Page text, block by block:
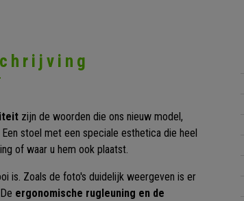
zijn de woorden die ons nieuw model,
stoel met een speciale esthetica die heel
of waar u hem ook plaatst.
is. Zoals de foto's duidelijk weergeven is er
ergonomische rugleuning en de